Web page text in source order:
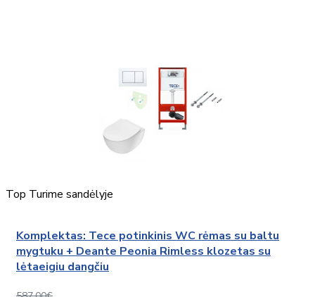
Top Turime sandėlyje
Komplektas: Tece potinkinis WC rėmas su baltu
mygtuku + Deante Peonia Rimless klozetas su
lėtaeigiu dangčiu